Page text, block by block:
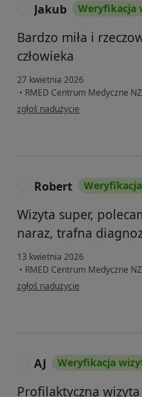
Jakub Weryfikacja
Bardzo miła i
człowieka
27 kwietnia 2026
• RMED Centrum Medyczne
w opinii użytkownika Jakub
zgłoś nadużycie
Robert
Wizyta super,
naraz, trafna
13 kwietnia 2026
• RMED Centrum Medyczne
w opinii użytkownika Robert
zgłoś nadużycie
AJ Weryfikacja
Profilaktyczna